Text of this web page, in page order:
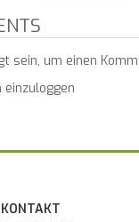
sein, um einen
einzuloggen
KONTAKT